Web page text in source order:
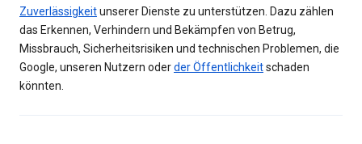
Zuverlässigkeitunserer Dienste zu unterstützen. Dazu zählen
das Erkennen, Verhindern und Bekämpfen von Betrug,
Missbrauch, Sicherheitsrisiken und technischen Problemen, die
Google, unseren Nutzern oderder Öffentlichkeitschaden
könnten.